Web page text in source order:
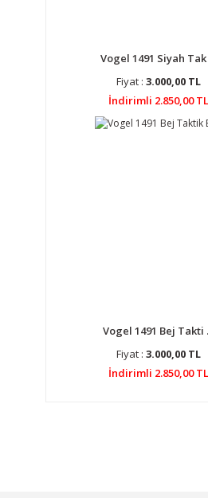
Vogel 1491 Siyah Tak
Fiyat : 3.000,00 TL
İndirimli 2.850,00 TL
Vogel 1491 Bej Takti
Fiyat : 3.000,00 TL
İndirimli 2.850,00 TL